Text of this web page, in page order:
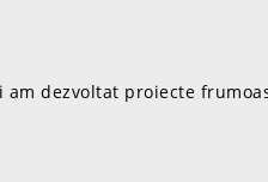
dezvoltat proiecte